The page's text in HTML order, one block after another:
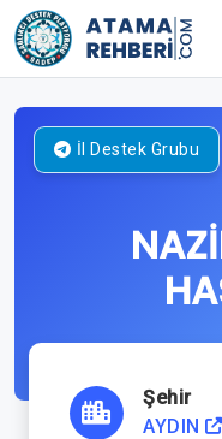
İl Destek Grubu
Şehir
AYDIN